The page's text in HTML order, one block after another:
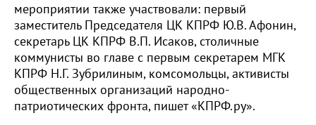
мероприятии также участвовали: первый
заместитель Председателя ЦК КПРФ Ю.В. Афонин,
секретарь ЦК КПРФ В.П. Исаков, столичные
коммунисты во главе с первым секретарем МГК
КПРФ Н.Г. Зубрилиным, комсомольцы, активисты
общественных организаций народно-
патриотических фронта, пишет «КПРФ.ру».